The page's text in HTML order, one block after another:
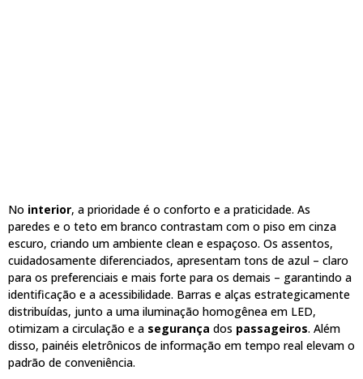
No interior, a prioridade é o conforto e a praticidade. As
paredes e o teto em branco contrastam com o piso em cinza
escuro, criando um ambiente clean e espaçoso. Os assentos,
cuidadosamente diferenciados, apresentam tons de azul – claro
para os preferenciais e mais forte para os demais – garantindo a
identificação e a acessibilidade. Barras e alças estrategicamente
distribuídas, junto a uma iluminação homogênea em LED,
otimizam a circulação e a segurança dos passageiros. Além
disso, painéis eletrônicos de informação em tempo real elevam o
padrão de conveniência.